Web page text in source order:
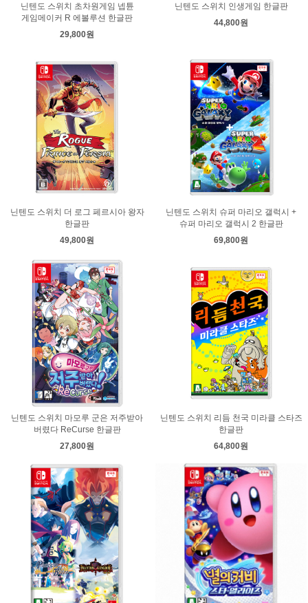
닌텐도 스위치 초차원게임 넵튠
게임메이커 R 에볼루션 한글판
29,800원
닌텐도 스위치 인생게임 한글판
44,800원
닌텐도 스위치 더 로그 페르시아 왕자
한글판
49,800원
닌텐도 스위치 슈퍼 마리오 갤럭시 +
슈퍼 마리오 갤럭시 2 한글판
69,800원
닌텐도 스위치 마모루 군은 저주받아
버렸다 ReCurse 한글판
27,800원
닌텐도 스위치 리듬 천국 미라클 스타즈
한글판
64,800원